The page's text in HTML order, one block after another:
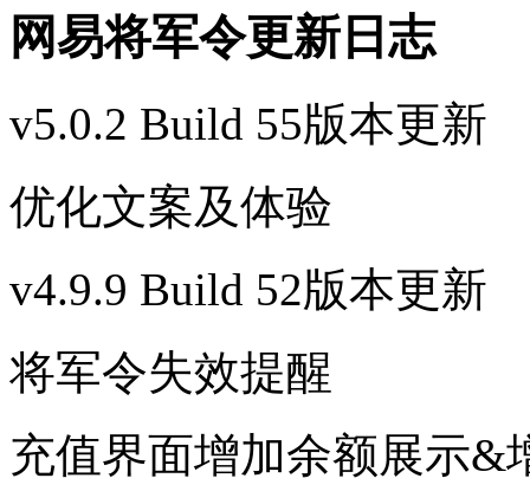
网易将军令更新日志
v5.0.2 Build 55版本更新
优化文案及体验
v4.9.9 Build 52版本更新
将军令失效提醒
充值界面增加余额展示&